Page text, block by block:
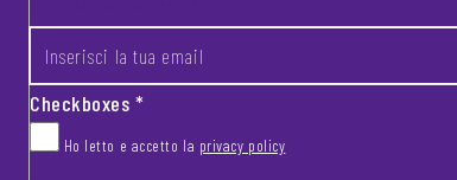
Checkboxes*
Ho letto e accetto la privacy policy